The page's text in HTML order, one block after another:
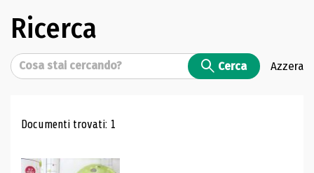
Ricerca
Cerca Cerca Azzera
Risultati di ricerca
Documenti trovati: 1